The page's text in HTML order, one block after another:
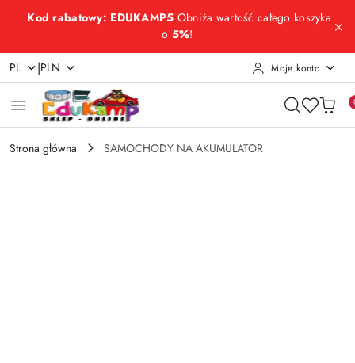
Przejdź do treści głównej
Przejdź do wyszukiwarki
Przejdź do moje konto
Przejdź do menu głównego
Przejdź do opisu produktu
Przejdź do stopki
Kod rabatowy: EDUKAMP5 Obniża wartość całego koszyka
o 5%!
PL |PLN Moje konto
Strona główna SAMOCHODY NA AKUMULATOR